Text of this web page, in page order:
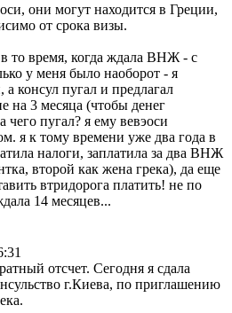
они могут находится в Греции,
от срока визы.
в то время, когда ждала ВНЖ - с
у меня было наоборот - я
а консул пугал и предлагал
на 3 месяца (чтобы денег
чего пугал? я ему вевэоси
я к тому времени уже два года в
налоги, заплатила за два ВНЖ
второй как жена грека), да еще
втридорога платить! не по
14 месяцев...
отсчет. Сегодня я сдала
г.Киева, по приглашению